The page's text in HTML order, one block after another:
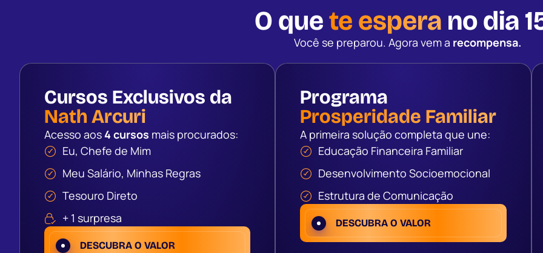
O quete espera no dia
Você se preparou. Agora vem a recompensa.
Cursos Exclusivos da
Nath Arcuri
Acesso aos 4 cursos mais procurados:
Eu, Chefe de Mim
Meu Salário, Minhas Regras
Tesouro Direto
+ 1 surpresa
DESCUBRA O VALOR
Programa
Prosperidade Familiar
A primeira solução completa que une:
Educação Financeira Familiar
Desenvolvimento Socioemocional
Estrutura de Comunicação
DESCUBRA O VALOR